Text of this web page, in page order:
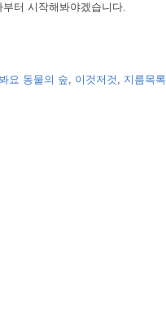
터 시작해봐야겠습니다.
요 동물의 숲, 이것저것 , 지름목록